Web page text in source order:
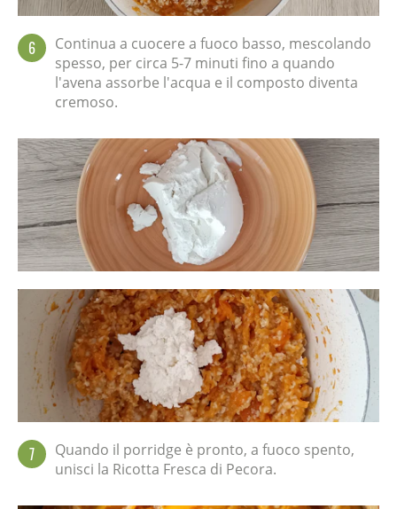
6
Continua a cuocere a fuoco basso, mescolando
spesso, per circa 5-7 minuti fino a quando
l'avena assorbe l'acqua e il composto diventa
cremoso.
7
Quando il porridge è pronto, a fuoco spento,
unisci la Ricotta Fresca di Pecora.